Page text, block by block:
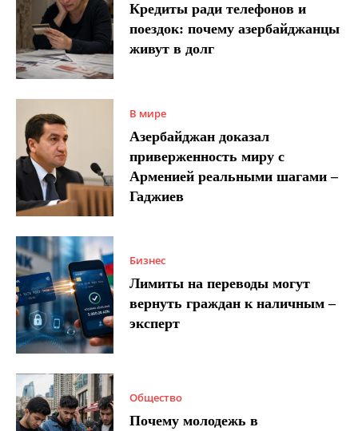
Кредиты ради телефонов и
поездок: почему азербайджанцы
живут в долг
В мире
Азербайджан доказал
приверженность миру с
Арменией реальными шагами –
Гаджиев
Бизнес
Лимиты на переводы могут
вернуть граждан к наличным –
эксперт
Общество
Почему молодежь в